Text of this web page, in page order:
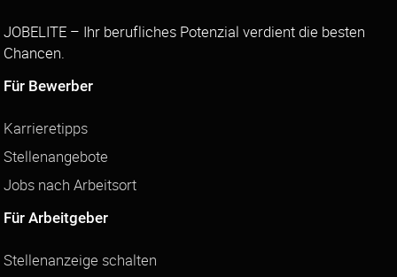
JOBELITE – Ihr berufliches Potenzial verdient die besten
Chancen.
Für Bewerber
Karrieretipps
Stellenangebote
Jobs nach Arbeitsort
Für Arbeitgeber
Stellenanzeige schalten